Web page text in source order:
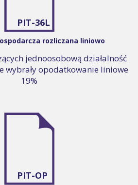
PIT-36L
rozliczana liniowo
jednoosobową działalność
wybrały opodatkowanie liniowe
19%
PIT-OP